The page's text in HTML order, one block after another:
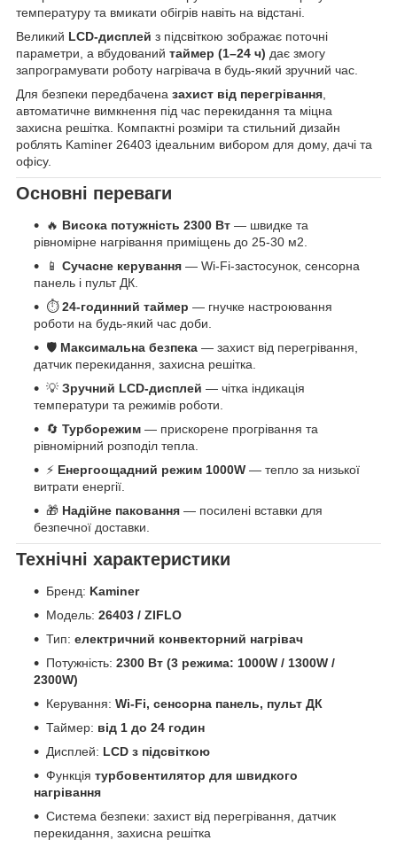
температуру та вмикати обігрів навіть на відстані.
Великий LCD-дисплей з підсвіткою зображає поточні
параметри, а вбудований таймер (1–24 ч) дає змогу
запрограмувати роботу нагрівача в будь-який зручний час.
Для безпеки передбачена захист від перегрівання,
автоматичне вимкнення під час перекидання та міцна
захисна решітка. Компактні розміри та стильний дизайн
роблять Kaminer 26403 ідеальним вибором для дому, дачі та
офісу.
Основні переваги
🔥 Висока потужність 2300 Вт — швидке та
рівномірне нагрівання приміщень до 25-30 м2.
📱 Сучасне керування — Wi-Fi-застосунок, сенсорна
панель і пульт ДК.
⏱24-годинний таймер — гнучке настроювання
роботи на будь-який час доби.
🛡 Максимальна безпека — захист від перегрівання,
датчик перекидання, захисна решітка.
💡 Зручний LCD-дисплей — чітка індикація
температури та режимів роботи.
🔄 Турборежим — прискорене прогрівання та
рівномірний розподіл тепла.
⚡ Енергоощадний режим 1000W — тепло за низької
витрати енергії.
🎁 Надійне паковання — посилені вставки для
безпечної доставки.
Технічні характеристики
Бренд: Kaminer
Модель: 26403 / ZIFLO
Тип: електричний конвекторний нагрівач
Потужність: 2300 Вт (3 режима: 1000W / 1300W /
2300W)
Керування: Wi-Fi, сенсорна панель, пульт ДК
Таймер: від 1 до 24 годин
Дисплей: LCD з підсвіткою
Функція турбовентилятор для швидкого
нагрівання
Система безпеки: захист від перегрівання, датчик
перекидання, захисна решітка